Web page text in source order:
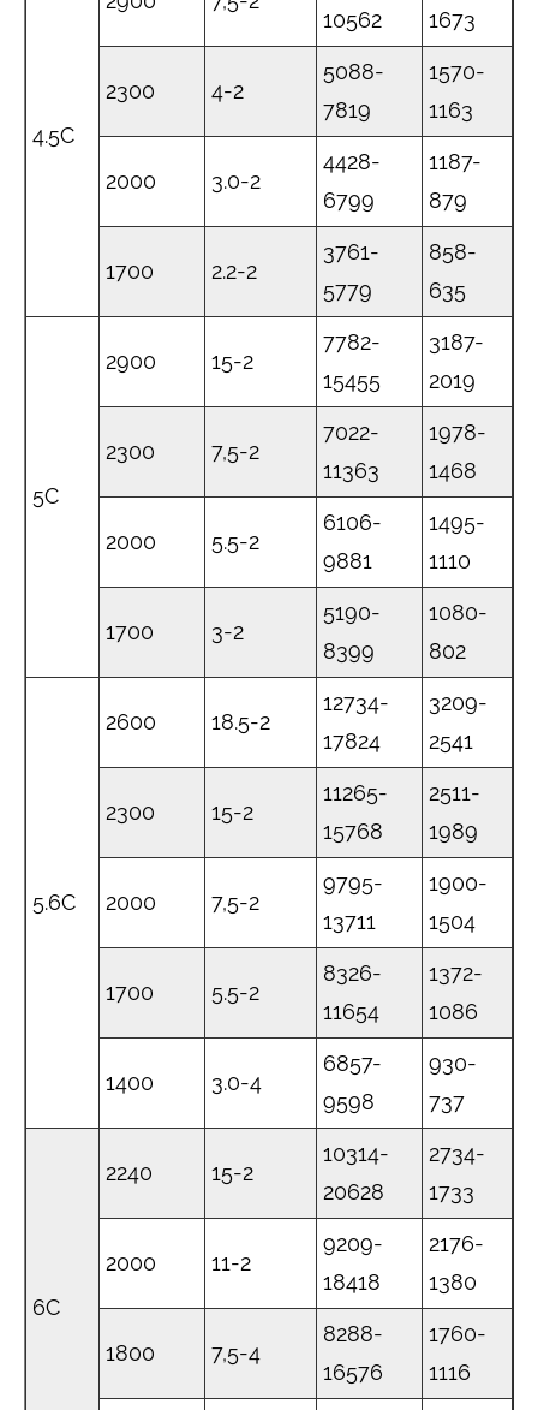
4.5C
10562 1673
2300 4-2
5088-
7819
1570-
1163
2000 3.0-2
4428-
6799
1187-
879
1700 2.2-2
3761-
5779
858-
635
5C
2900 15-2
7782-
15455
3187-
2019
2300 7,5-2
7022-
11363
1978-
1468
2000 5.5-2
6106-
9881
1495-
1110
1700 3-2
5190-
8399
1080-
802
5.6C
2600 18.5-2
12734-
17824
3209-
2541
2300 15-2
11265-
15768
2511-
1989
2000 7,5-2
9795-
13711
1900-
1504
1700 5.5-2
8326-
11654
1372-
1086
1400 3.0-4
6857-
9598
930-
737
6C
2240 15-2
10314-
20628
2734-
1733
2000 11-2
9209-
18418
2176-
1380
1800 7,5-4
8288-
16576
1760-
1116